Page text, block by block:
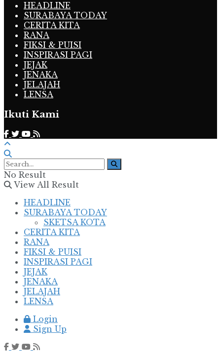
HEADLINE
SURABAYA TODAY
CERITA KITA
RANA
FIKSI & PUISI
INSPIRASI PAGI
JEJAK
JENAKA
JELAJAH
LENSA
Ikuti Kami
No Result
View All Result
HEADLINE
SURABAYA TODAY
SKETSA KOTA
CERITA KITA
RANA
FIKSI & PUISI
INSPIRASI PAGI
JEJAK
JENAKA
JELAJAH
LENSA
Login
Sign Up